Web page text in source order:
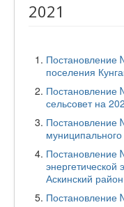
2021
Постановление
поселения
Постановление
сельсовет на
Постановление
Постановление
Аскинский
Постановление